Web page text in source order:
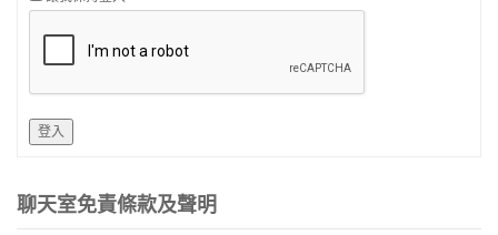
登入
聊天室免責條款及聲明